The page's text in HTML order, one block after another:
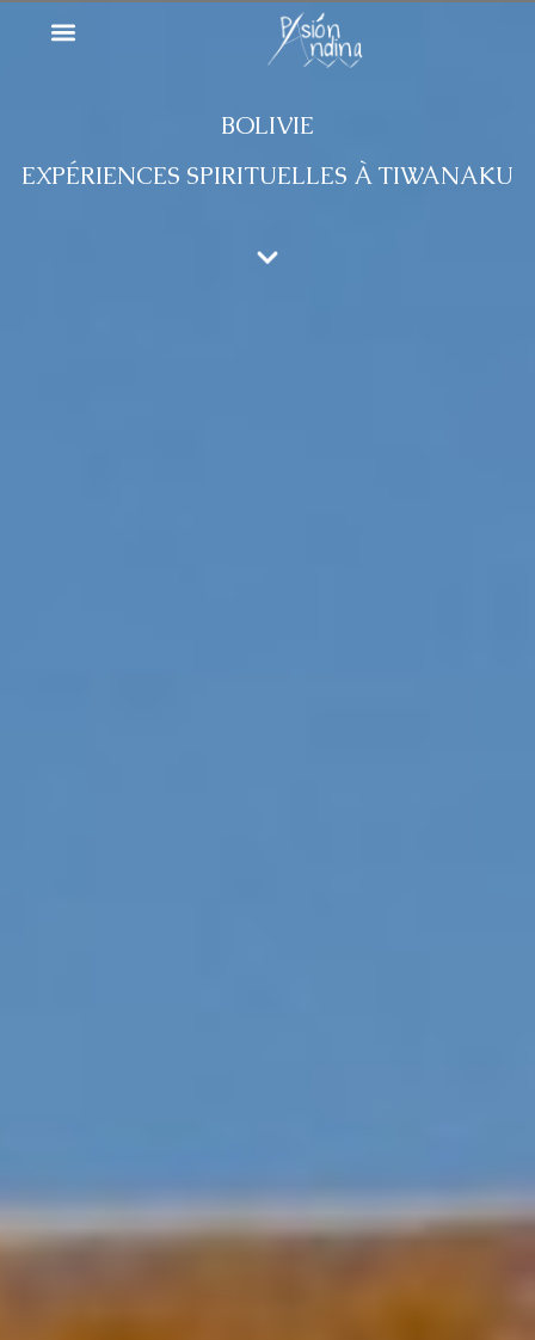
BOLIVIE
EXPÉRIENCES SPIRITUELLES À TIWANAKU